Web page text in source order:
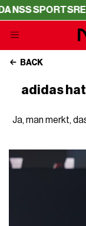
BACK
adidas
Ja, man merkt,